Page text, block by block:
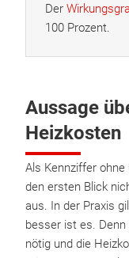
Der
100 Prozent.
Aussage
Heizkosten
Als Kennziffer
den ersten Blick
aus. In der Praxis
besser ist es.
nötig und die